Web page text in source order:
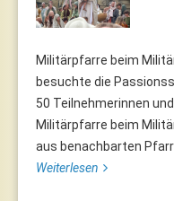
Militärpfarre beim
besuchte die
50 Teilnehmerinnen
Militärpfarre beim
aus benachbarten
Weiterlesen